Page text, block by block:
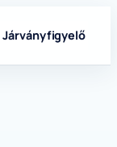
Járványfigyelő